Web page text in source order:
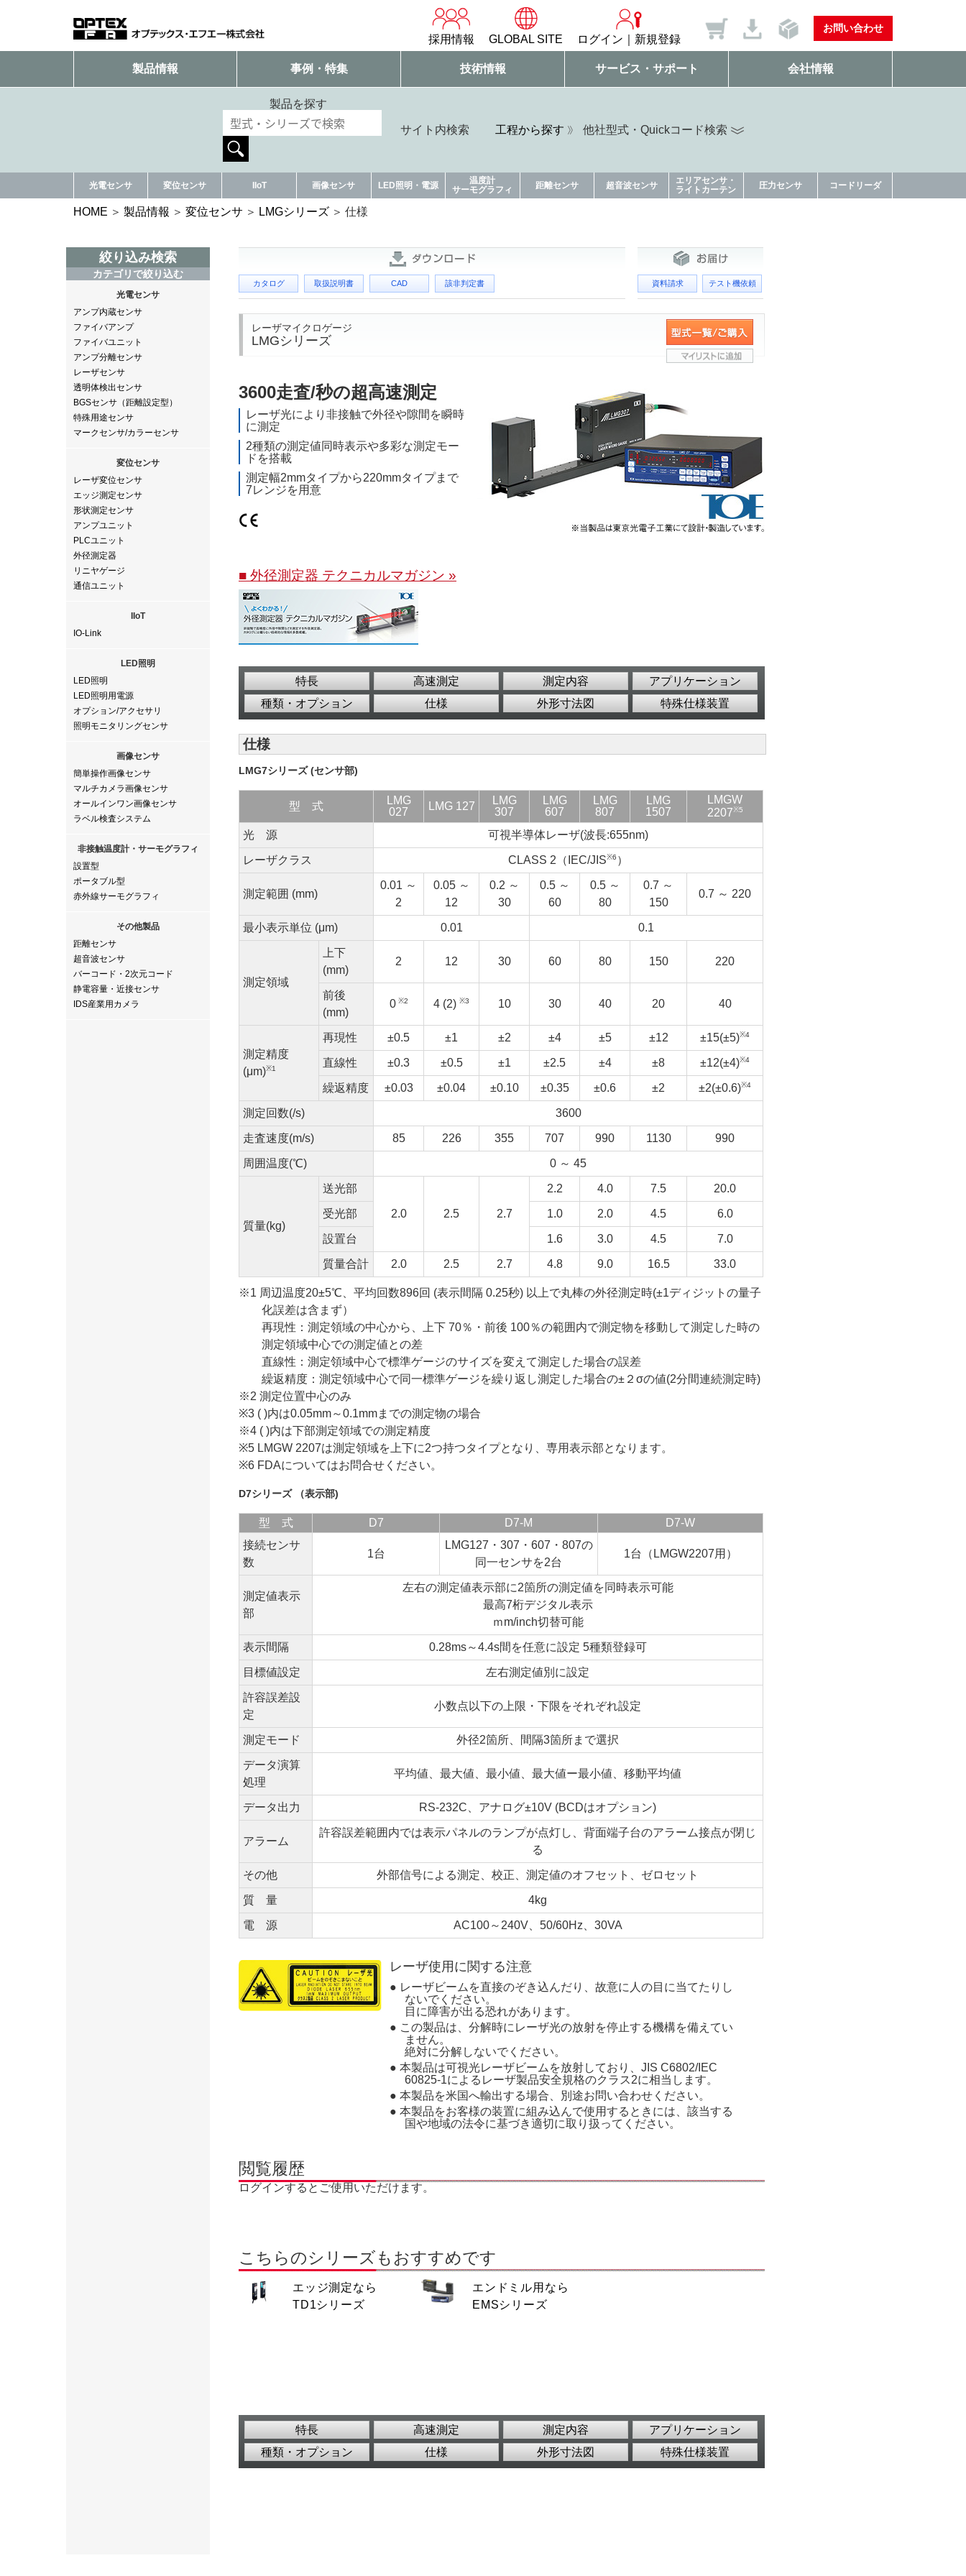
採用情報 GLOBAL SITE ログイン 新規登録
お問い合わせ
製品情報 事例・特集 技術情報 サービス・サポート 会社情報
製品を探す
サイト内検索 工程から探す 他社型式・Quickコード検索
光電センサ 変位センサ IIoT 画像センサ LED照明・電源
温度計
サーモグラフィ
距離センサ 超音波センサ
エリアセンサ・
ライトカーテン
圧力センサ コードリーダ
HOME 製品情報 変位センサ LMGシリーズ 仕様
絞り込み検索
カテゴリで絞り込む
光電センサ
アンプ内蔵センサ
ファイバアンプ
ファイバユニット
アンプ分離センサ
レーザセンサ
透明体検出センサ
BGSセンサ（距離設定型）
特殊用途センサ
マークセンサ/カラーセンサ
変位センサ
レーザ変位センサ
エッジ測定センサ
形状測定センサ
アンプユニット
PLCユニット
外径測定器
リニヤゲージ
通信ユニット
IIoT
IO-Link
LED照明
LED照明
LED照明用電源
オプション/アクセサリ
照明モニタリングセンサ
画像センサ
簡単操作画像センサ
マルチカメラ画像センサ
オールインワン画像センサ
ラベル検査システム
非接触温度計・サーモグラフィ
設置型
ポータブル型
赤外線サーモグラフィ
その他製品
距離センサ
超音波センサ
バーコード・2次元コード
静電容量・近接センサ
IDS産業用カメラ
カタログ 取扱説明書 CAD 該非判定書 資料請求 テスト機依頼
レーザマイクロゲージ
LMGシリーズ
3600走査/秒の超高速測定
レーザ光により非接触で外径や隙間を瞬時
に測定
2種類の測定値同時表示や多彩な測定モー
ドを搭載
測定幅2mmタイプから220mmタイプまで
7レンジを用意
■ 外径測定器 テクニカルマガジン »
特長 高速測定 測定内容
アプリケーション
種類・オプション
仕様 外形寸法図 特殊仕様装置
仕様
LMG7シリーズ (センサ部)
型 式
LMG
027
LMG 127
LMG
307
LMG
607
LMG
807
LMG
1507
LMGW
2207※5
光 源 可視半導体レーザ(波長:655nm)
レーザクラス CLASS 2（IEC/JIS※6 ）
測定範囲 (mm)
0.01 ～
2
0.05 ～
12
0.2 ～
30
0.5 ～
60
0.5 ～
80
0.7 ～
150
0.7 ～ 220
最小表示単位 (μm) 0.01 0.1
測定領域
上下
(mm)
2 12 30 60 80 150 220
前後
(mm)
0※2 4 (2) ※3 10 30 40 20 40
測定精度
(μm)※1
再現性 ±0.5 ±1 ±2 ±4 ±5 ±12 ±15(±5)※4
直線性 ±0.3 ±0.5 ±1 ±2.5 ±4 ±8 ±12(±4)※4
繰返精度 ±0.03 ±0.04 ±0.10 ±0.35 ±0.6 ±2 ±2(±0.6)※4
測定回数(/s) 3600
走査速度(m/s) 85 226 355 707 990 1130 990
周囲温度(℃) 0 ～ 45
質量(kg)
送光部
2.0 2.5 2.7
2.2 4.0 7.5 20.0
受光部 1.0 2.0 4.5 6.0
設置台 1.6 3.0 4.5 7.0
質量合計 2.0 2.5 2.7 4.8 9.0 16.5 33.0
※1 周辺温度20±5℃、平均回数896回 (表示間隔 0.25秒) 以上で丸棒の外径測定時(±1ディジットの量子
化誤差は含まず）
再現性：測定領域の中心から、上下 70％・前後 100％の範囲内で測定物を移動して測定した時の
測定領域中心での測定値との差
直線性：測定領域中心で標準ゲージのサイズを変えて測定した場合の誤差
繰返精度：測定領域中心で同一標準ゲージを繰り返し測定した場合の±２σの値(2分間連続測定時)
※2 測定位置中心のみ
※3 ( )内は0.05mm～0.1mmまでの測定物の場合
※4 ( )内は下部測定領域での測定精度
※5 LMGW 2207は測定領域を上下に2つ持つタイプとなり、専用表示部となります。
※6 FDAについてはお問合せください。
D7シリーズ （表示部)
型 式 D7 D7-M
D7-W
接続センサ
数
1台
LMG127・307・607・807の
同一センサを2台
1台（LMGW2207用）
測定値表示
部
左右の測定値表示部に2箇所の測定値を同時表示可能
最高7桁デジタル表示
ｍm/inch切替可能
表示間隔 0.28ms～4.4s間を任意に設定 5種類登録可
目標値設定 左右測定値別に設定
許容誤差設
定
小数点以下の上限・下限をそれぞれ設定
測定モード 外径2箇所、間隔3箇所まで選択
データ演算
処理
平均値、最大値、最小値、最大値ー最小値、移動平均値
データ出力 RS-232C、アナログ±10V (BCDはオプション)
アラーム
許容誤差範囲内では表示パネルのランプが点灯し、背面端子台のアラーム接点が閉じ
る
その他 外部信号による測定、校正、測定値のオフセット、ゼロセット
質 量 4kg
電 源 AC100～240V、50/60Hz、30VA
レーザ使用に関する注意
● レーザビームを直接のぞき込んだり、故意に人の目に当てたりし
ないでください。
目に障害が出る恐れがあります。
● この製品は、分解時にレーザ光の放射を停止する機構を備えてい
ません。
絶対に分解しないでください。
● 本製品は可視光レーザビームを放射しており、JIS C6802/IEC
60825-1によるレーザ製品安全規格のクラス2に相当します。
● 本製品を米国へ輸出する場合、別途お問い合わせください。
● 本製品をお客様の装置に組み込んで使用するときには、該当する
国や地域の法令に基づき適切に取り扱ってください。
閲覧履歴
ログインするとご使用いただけます。
こちらのシリーズもおすすめです
エッジ測定なら
TD1シリーズ
エンドミル用なら
EMSシリーズ
特長 高速測定 測定内容
アプリケーション
種類・オプション
仕様 外形寸法図 特殊仕様装置